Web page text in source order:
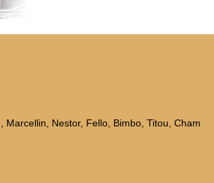
Marcellin, Nestor, Fello, Bimbo, Titou, Cham